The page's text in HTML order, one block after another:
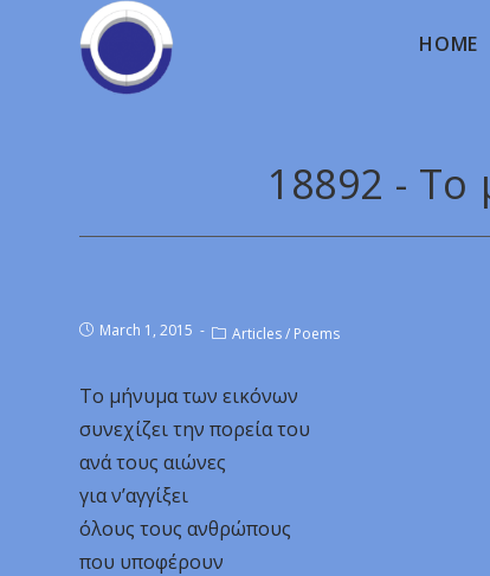
HOME
18892 - Το
March 1, 2015 Articles/ Poems
Το μήνυμα των εικόνων
συνεχίζει την πορεία του
ανά τους αιώνες
για ν’αγγίξει
όλους τους ανθρώπους
που υποφέρουν